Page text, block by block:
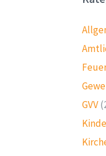
GVV